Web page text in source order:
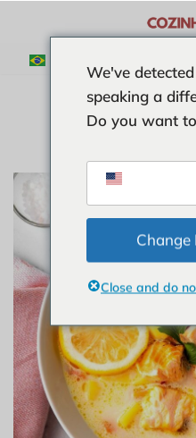
We've
speaking a
Do you want
Change
Close and do